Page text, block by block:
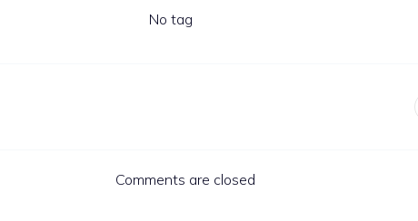
No tag
Comments are closed